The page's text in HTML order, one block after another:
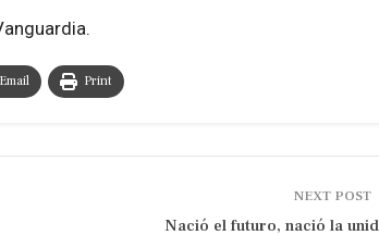
Email Print
NEXT POST
Nació el futuro, nació la